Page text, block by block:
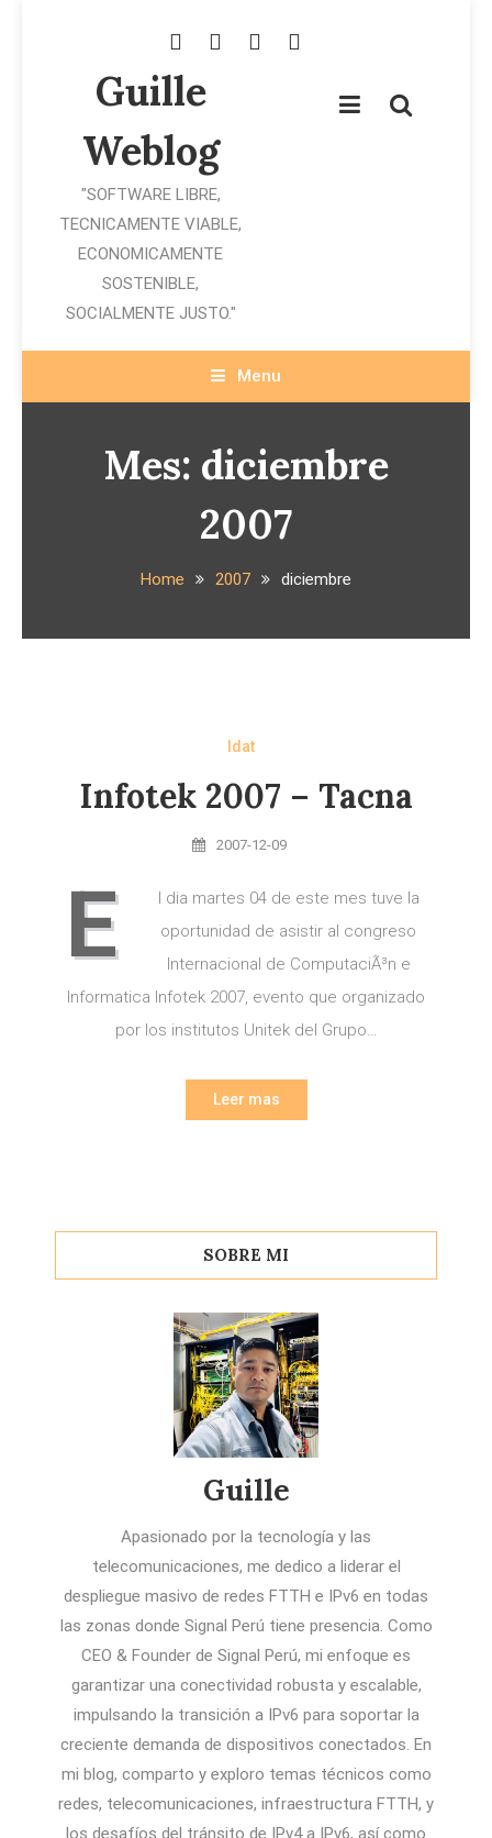
Guille
Weblog
"SOFTWARE LIBRE,
TECNICAMENTE VIABLE,
ECONOMICAMENTE
SOSTENIBLE,
SOCIALMENTE JUSTO."
Menu
Mes: diciembre
2007
Home 2007 diciembre
Idat
Infotek 2007 – Tacna
2007-12-09
E
l dia martes 04 de este mes tuve la
oportunidad de asistir al congreso
Internacional de ComputaciÃ³n e
Informatica Infotek 2007, evento que organizado
por los institutos Unitek del Grupo…
Leer mas
SOBRE MI
Guille
Apasionado por la tecnología y las
telecomunicaciones, me dedico a liderar el
despliegue masivo de redes FTTH e IPv6 en todas
las zonas donde Signal Perú tiene presencia. Como
CEO & Founder de Signal Perú, mi enfoque es
garantizar una conectividad robusta y escalable,
impulsando la transición a IPv6 para soportar la
creciente demanda de dispositivos conectados. En
mi blog, comparto y exploro temas técnicos como
redes, telecomunicaciones, infraestructura FTTH, y
los desafíos del tránsito de IPv4 a IPv6, así como